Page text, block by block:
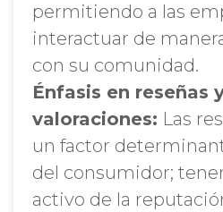
permitiendo a las
interactuar de
con su comunidad.
Énfasis en reseñas
valoraciones: Las
un factor
del consumidor;
activo de la